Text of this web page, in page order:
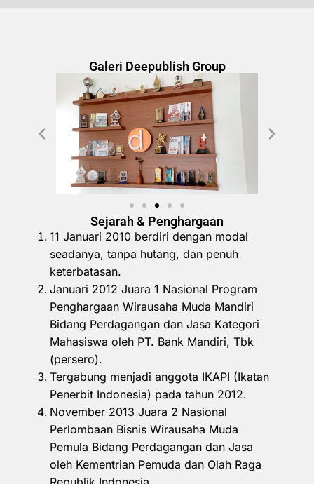
Galeri Deepublish Group
Sejarah & Penghargaan
11 Januari 2010 berdiri dengan modal
seadanya, tanpa hutang, dan penuh
keterbatasan.
Januari 2012 Juara 1 Nasional Program
Penghargaan Wirausaha Muda Mandiri
Bidang Perdagangan dan Jasa Kategori
Mahasiswa oleh PT. Bank Mandiri, Tbk
(persero).
Tergabung menjadi anggota IKAPI (Ikatan
Penerbit Indonesia) pada tahun 2012.
November 2013 Juara 2 Nasional
Perlombaan Bisnis Wirausaha Muda
Pemula Bidang Perdagangan dan Jasa
oleh Kementrian Pemuda dan Olah Raga